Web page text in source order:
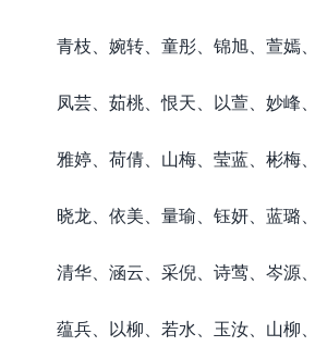
青枝、婉转、童彤、锦旭、萱嫣、
凤芸、茹桃、恨天、以萱、妙峰、
雅婷、荷倩、山梅、莹蓝、彬梅、
晓龙、依美、量瑜、钰妍、蓝璐、
清华、涵云、采倪、诗莺、岑源、
蕴兵、以柳、若水、玉汝、山柳、